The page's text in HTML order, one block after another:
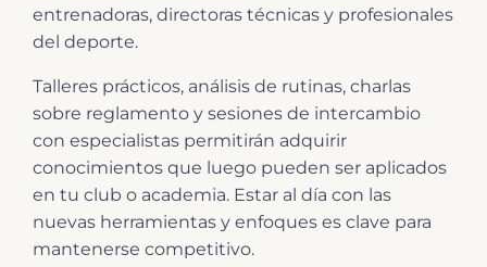
entrenadoras, directoras técnicas y profesionales
del deporte.
Talleres prácticos, análisis de rutinas, charlas
sobre reglamento y sesiones de intercambio
con especialistas permitirán adquirir
conocimientos que luego pueden ser aplicados
en tu club o academia. Estar al día con las
nuevas herramientas y enfoques es clave para
mantenerse competitivo.